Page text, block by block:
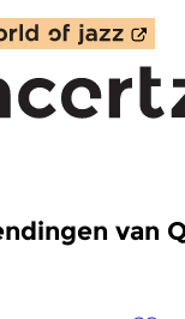
van